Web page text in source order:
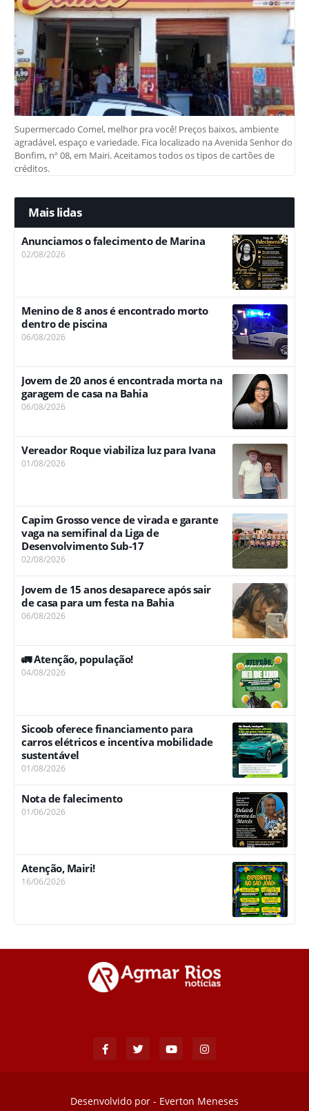
Supermercado Comel, melhor pra você! Preços baixos, ambiente
agradável, espaço e variedade. Fica localizado na Avenida Senhor do
Bonfim, nº 08, em Mairi. Aceitamos todos os tipos de cartões de
créditos.
Mais lidas
Anunciamos o falecimento de Marina
02/08/2026
Menino de 8 anos é encontrado morto
dentro de piscina
06/08/2026
Jovem de 20 anos é encontrada morta na
garagem de casa na Bahia
06/08/2026
Vereador Roque viabiliza luz para Ivana
01/08/2026
Capim Grosso vence de virada e garante
vaga na semifinal da Liga de
Desenvolvimento Sub-17
02/08/2026
Jovem de 15 anos desaparece após sair
de casa para um festa na Bahia
06/08/2026
🚛 Atenção, população!
04/08/2026
Sicoob oferece financiamento para
carros elétricos e incentiva mobilidade
sustentável
01/08/2026
Nota de falecimento
01/06/2026
Atenção, Mairi!
16/06/2026
Desenvolvido por - Everton Meneses